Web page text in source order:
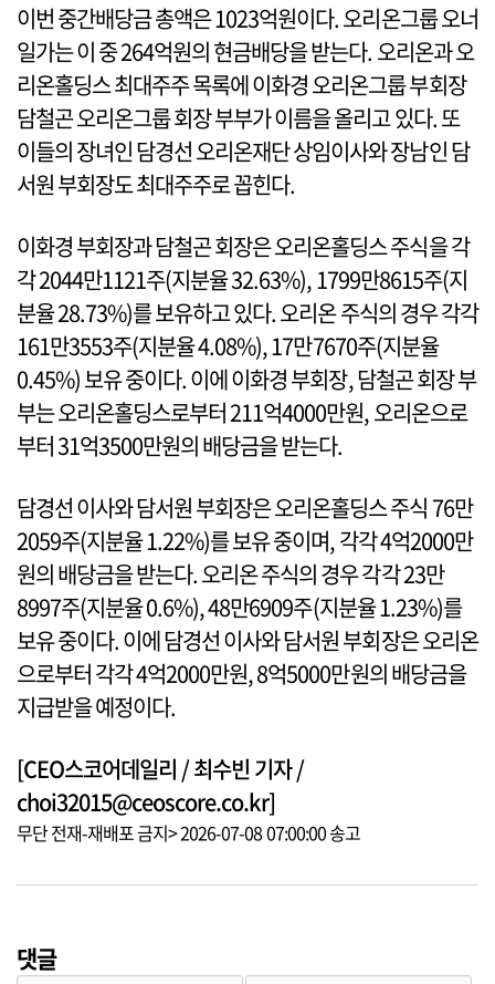
이번 중간배당금 총액은 1023억원이다. 오리온그룹 오너
일가는 이 중 264억원의 현금배당을 받는다. 오리온과 오
리온홀딩스 최대주주 목록에 이화경 오리온그룹 부회장
담철곤 오리온그룹 회장 부부가 이름을 올리고 있다. 또
이들의 장녀인 담경선 오리온재단 상임이사와 장남인 담
서원 부회장도 최대주주로 꼽힌다.
이화경 부회장과 담철곤 회장은 오리온홀딩스 주식을 각
각 2044만1121주(지분율 32.63%), 1799만8615주(지
분율 28.73%)를 보유하고 있다. 오리온 주식의 경우 각각
161만3553주(지분율 4.08%), 17만7670주(지분율
0.45%) 보유 중이다. 이에 이화경 부회장, 담철곤 회장 부
부는 오리온홀딩스로부터 211억4000만원, 오리온으로
부터 31억3500만원의 배당금을 받는다.
담경선 이사와 담서원 부회장은 오리온홀딩스 주식 76만
2059주(지분율 1.22%)를 보유 중이며, 각각 4억2000만
원의 배당금을 받는다. 오리온 주식의 경우 각각 23만
8997주(지분율 0.6%), 48만6909주(지분율 1.23%)를
보유 중이다. 이에 담경선 이사와 담서원 부회장은 오리온
으로부터 각각 4억2000만원, 8억5000만원의 배당금을
지급받을 예정이다.
[CEO스코어데일리 / 최수빈 기자 /
choi32015@ceoscore.co.kr]
무단 전재-재배포 금지> 2026-07-08 07:00:00 송고
댓글